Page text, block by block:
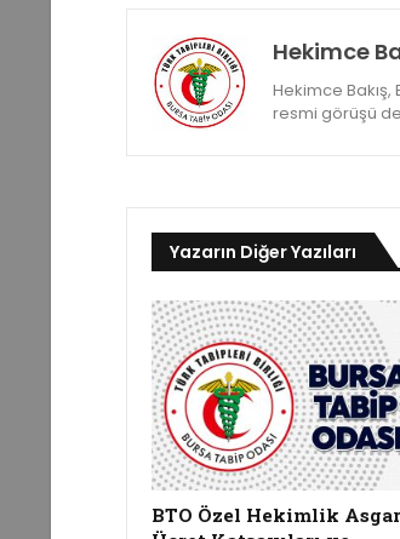
Hekimce
Hekimce Bakış,
resmi görüşü
Yazarın Diğer Yazıları
BTO Özel Hekimlik